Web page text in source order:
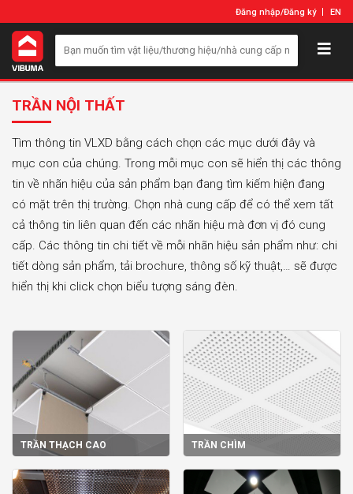
Đăng nhập/Đăng ký EN
TRẦN NỘI THẤT
Tìm thông tin VLXD bằng cách chọn các mục dưới đây và
mục con của chúng. Trong mỗi mục con sẽ hiển thị các thông
tin về nhãn hiệu của sản phẩm bạn đang tìm kiếm hiện đang
có mặt trên thị trường. Chọn nhà cung cấp để có thể xem tất
cả thông tin liên quan đến các nhãn hiệu mà đơn vị đó cung
cấp. Các thông tin chi tiết về mỗi nhãn hiệu sản phẩm như: chi
tiết dòng sản phẩm, tải brochure, thông số kỹ thuật,… sẽ được
hiển thị khi click chọn biểu tượng sáng đèn.​
TRẦN THẠCH CAO TRẦN CHÌM